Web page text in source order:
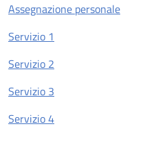
Assegnazione personale
Servizio 1
Servizio 2
Servizio 3
Servizio 4